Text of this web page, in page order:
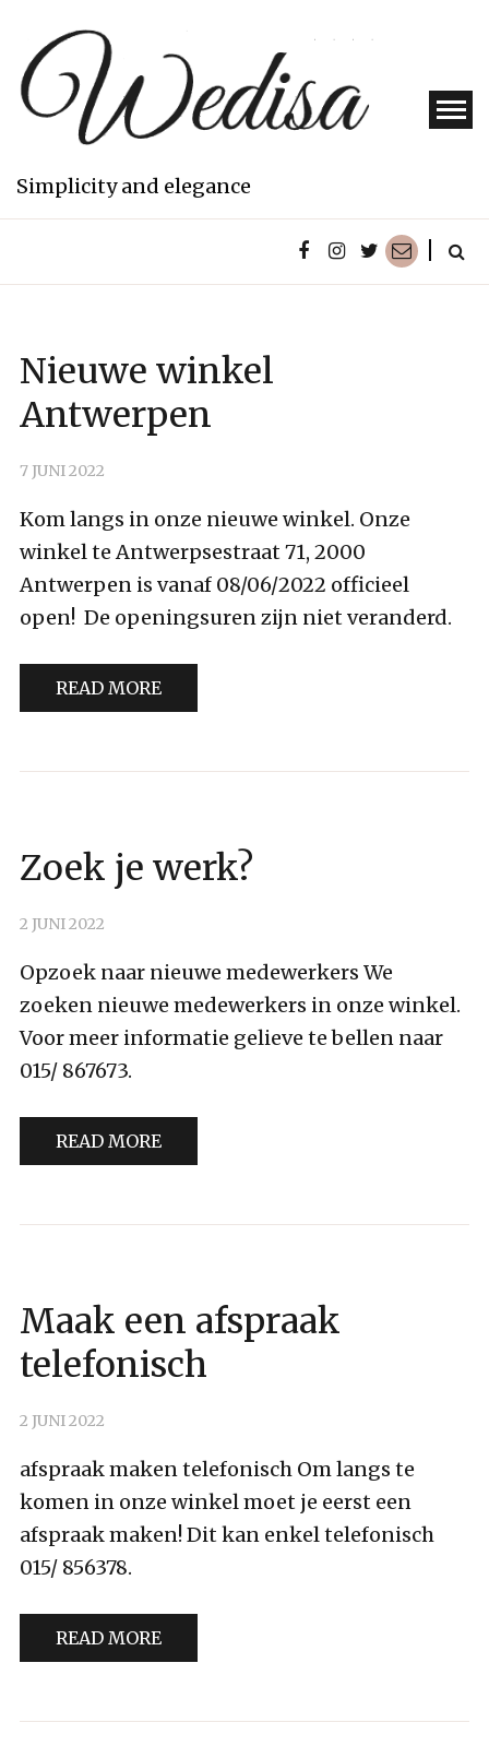
content
Simplicity and elegance
Nieuws
GEEN
CATEGORIE
Nieuwe winkel
Antwerpen
7 JUNI 2022
Kom langs in onze nieuwe winkel. Onze
winkel te Antwerpsestraat 71, 2000
Antwerpen is vanaf 08/06/2022 officieel
open! De openingsuren zijn niet veranderd.
READ MORE
GEEN
CATEGORIE
Zoek je werk?
2 JUNI 2022
DENISA
Opzoek naar nieuwe medewerkers We
zoeken nieuwe medewerkers in onze winkel.
Voor meer informatie gelieve te bellen naar
015/ 867673.
READ MORE
GEEN
CATEGORIE
Maak een afspraak
telefonisch
2 JUNI 2022
DENISA
afspraak maken telefonisch Om langs te
komen in onze winkel moet je eerst een
afspraak maken! Dit kan enkel telefonisch
015/ 856378.
READ MORE